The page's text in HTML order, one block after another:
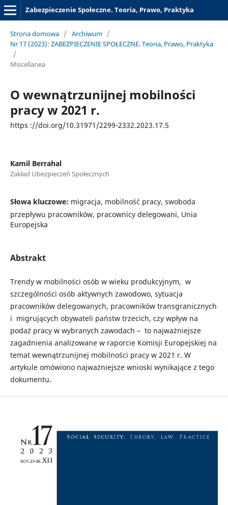
Zabezpieczenie Społeczne. Teoria, Prawo, Praktyka
Strona domowa / Archiwum /
Nr 17 (2023): ZABEZPIECZENIE SPOŁECZNE. Teoria, Prawo, Praktyka
/
Miscellanea
O wewnątrzunijnej mobilności
pracy w 2021 r.
https ://doi.org/10.31971/2299-2332.2023.17.5
Kamil Berrahal
Zakład Ubezpieczeń Społecznych
Słowa kluczowe: migracja, mobilność pracy, swoboda
przepływu pracowników, pracownicy delegowani, Unia
Europejska
Abstrakt
Trendy w mobilności osób w wieku produkcyjnym, w
szczególności osób aktywnych zawodowo, sytuacja
pracowników delegowanych, pracowników transgranicznych
i migrujących obywateli państw trzecich, czy wpływ na
podaż pracy w wybranych zawodach – to najważniejsze
zagadnienia analizowane w raporcie Komisji Europejskiej na
temat wewnątrzunijnej mobilności pracy w 2021 r. W
artykule omówiono najważniejsze wnioski wynikające z tego
dokumentu.